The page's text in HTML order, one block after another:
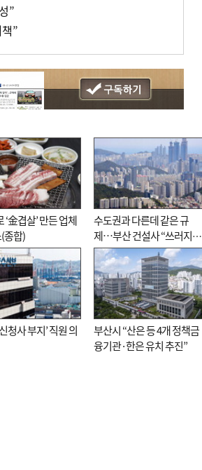
”
”
‘金겹살’ 만든 업체
종합)
수도권과 다른데 같은 규
제…부산 건설사 “쓰러지기
직전”
청사 부지’ 직원 의
부산시 “산은 등 4개 정책금
융기관·한은 유치 추진”